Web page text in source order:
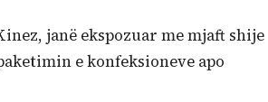
janë ekspozuar me mjaft shije
e konfeksioneve apo